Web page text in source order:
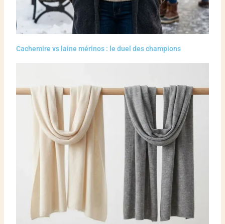
Cachemire vs laine mérinos : le duel des champions